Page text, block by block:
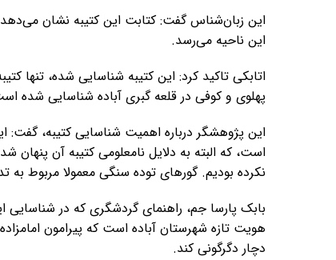
این زبان‌شناس گفت: کتابت این کتیبه نشان می‌دهد
این ناحیه می‌رسد.
اتابکی تاکید کرد: این کتیبه شناسایی شده، تنها
پهلوی و کوفی در قلعه گبری آباده شناسایی شده
این پژوهشگر درباره اهمیت شناسایی کتیبه،
است، که البته به دلایل نامعلومی کتیبه آن پنهان
نکرده بودیم. گورهای توده سنگی معمولا مربوط
بابک پارسا جم، راهنمای گردشگری که در شناسایی
هویت تازه شهرستان آباده است که پیرامون
دچار دگرگونی کند.